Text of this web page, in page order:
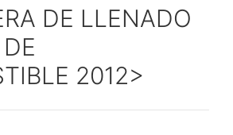
DE LLENADO
2012>